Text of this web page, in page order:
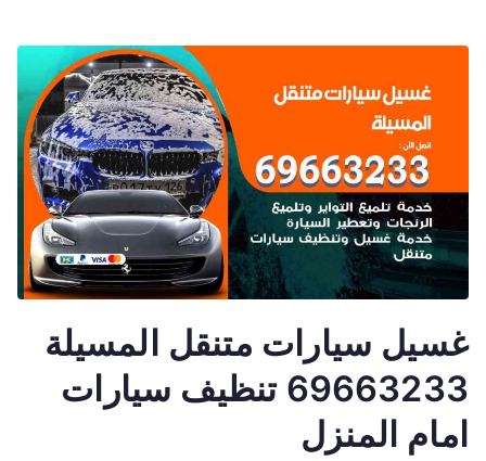
غسيل سيارات متنقل المسيلة
69663233 تنظيف سيارات
امام المنزل